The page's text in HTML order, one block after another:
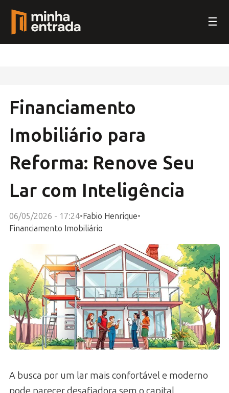
☰
Financiamento
Imobiliário para
Reforma: Renove Seu
Lar com Inteligência
06/05/2026 - 17:24•Fabio Henrique•
Financiamento Imobiliário
A busca por um lar mais confortável e moderno